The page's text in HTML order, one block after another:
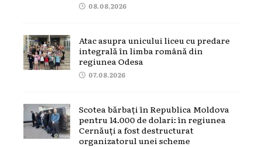
08.08.2026
Atac asupra unicului liceu cu predare
integrală în limba română din
regiunea Odesa
07.08.2026
Scotea bărbați în Republica Moldova
pentru 14.000 de dolari: în regiunea
Cernăuți a fost destructurat
organizatorul unei scheme